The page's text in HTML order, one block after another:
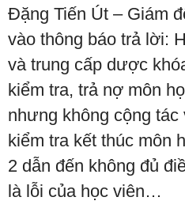
Đặng Tiến Út – Giám
vào thông báo trả lời:
và trung cấp dược
kiểm tra, trả nợ môn
nhưng không cộng
kiểm tra kết thúc môn
2 dẫn đến không đủ
là lỗi của học viên…